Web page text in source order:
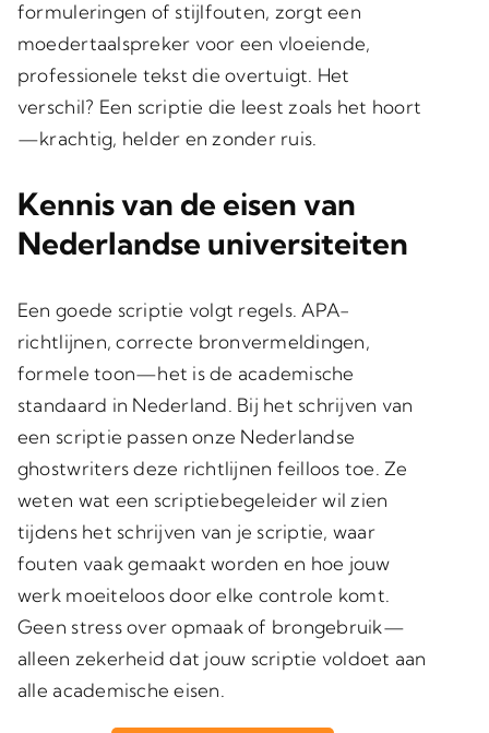
formuleringen of stijlfouten, zorgt een
moedertaalspreker voor een vloeiende,
professionele tekst die overtuigt. Het
verschil? Een scriptie die leest zoals het hoort
—krachtig, helder en zonder ruis.
Kennis van de eisen van
Nederlandse universiteiten
Een goede scriptie volgt regels. APA-
richtlijnen, correcte bronvermeldingen,
formele toon—het is de academische
standaard in Nederland. Bij het schrijven van
een scriptie passen onze Nederlandse
ghostwriters deze richtlijnen feilloos toe. Ze
weten wat een scriptiebegeleider wil zien
tijdens het schrijven van je scriptie, waar
fouten vaak gemaakt worden en hoe jouw
werk moeiteloos door elke controle komt.
Geen stress over opmaak of brongebruik—
alleen zekerheid dat jouw scriptie voldoet aan
alle academische eisen.